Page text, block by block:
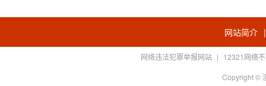
网站简介
网络违法犯罪举报网站 | 12321网络
Copyright ©